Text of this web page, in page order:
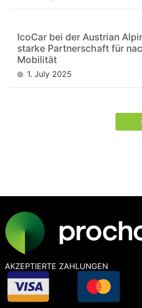
IcoCar bei der Austrian
starke Partnerschaft für
Mobilität
1. July 2025
AKZEPTIERTE ZAHLUNGEN